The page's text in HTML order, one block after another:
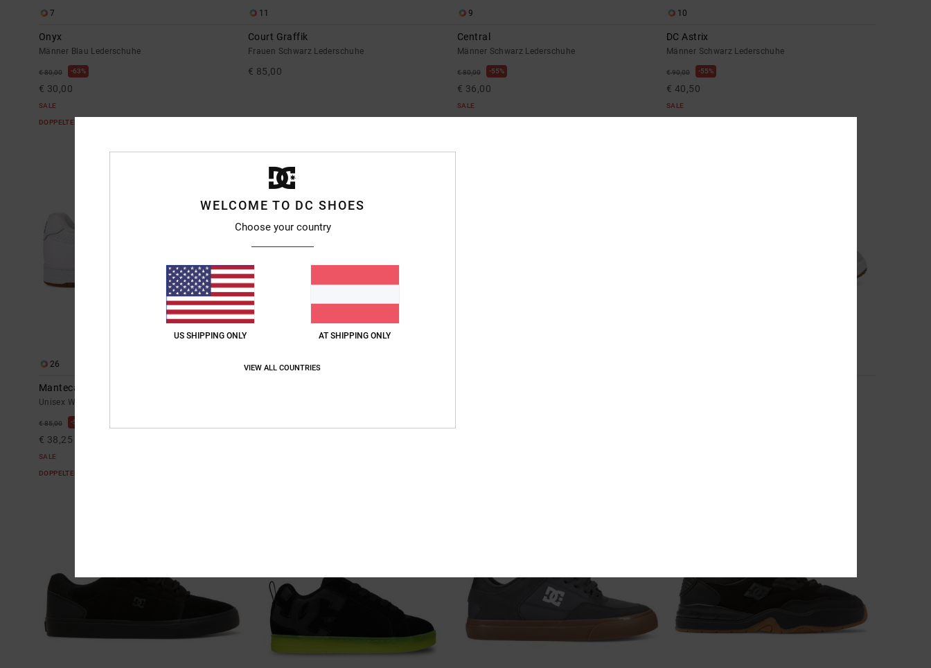
7
Onyx
Männer Blau Lederschuhe
€ 80,00 63%
€ 30,00
SALE
DOPPELTER RABATT EXTRA 25 %
11
Court Graffik
Frauen Schwarz Lederschuhe
€ 85,00
9
Central
Männer Schwarz Lederschuhe
€ 80,00 55%
€ 36,00
SALE
10
DC Astrix
Männer Schwarz Lederschuhe
€ 90,00 55%
€ 40,50
SALE
26
Manteca
Unisex Weiss Lederschuhe
€ 85,00 55%
€ 38,25
SALE
DOPPELTER RABATT EXTRA 25 %
5
WELCOME TO DC SHOES
Choose your country
US SHIPPING ONLY AT SHIPPING ONLY
VIEW ALL COUNTRIES